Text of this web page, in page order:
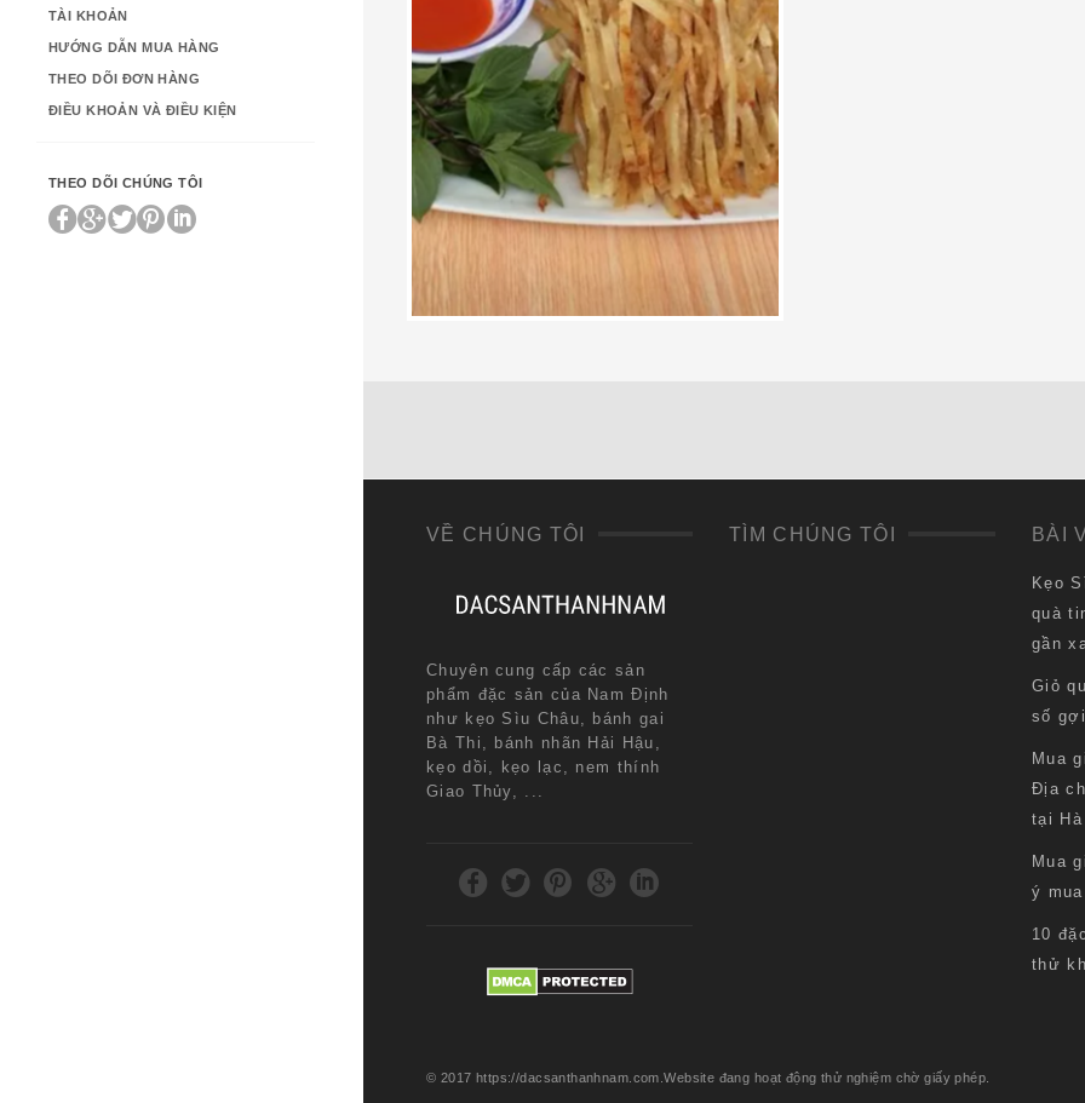
TÀI KHOẢN
HƯỚNG DẪN MUA HÀNG
THEO DÕI ĐƠN HÀNG
ĐIỀU KHOẢN VÀ ĐIỀU KIỆN
THEO DÕI CHÚNG TÔI
119,000₫
VỀ CHÚNG TÔI
Chuyên cung cấp các sản
phẩm đặc sản của Nam Định
như kẹo Sìu Châu, bánh gai
Bà Thi, bánh nhãn Hải Hậu,
kẹo dồi, kẹo lạc, nem thính
Giao Thủy, ...
TÌM CHÚNG TÔI BÀI
Kẹo
quà
gần
Giỏ
số
Mua
Địa
tại Hà
Mua
ý
10
thử
© 2017 https://dacsanthanhnam.com.Website đang hoạt động thử nghiệm chờ giấy phép.